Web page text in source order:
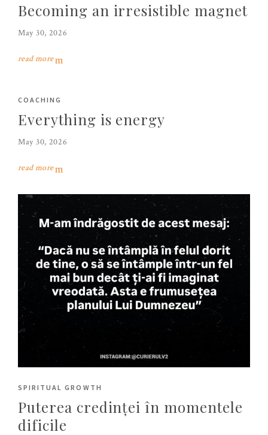
Becoming an irresistible magnet
May 30, 2026
read more
COACHING
Everything is energy
May 30, 2026
read more
SPIRITUAL GROWTH
Puterea credinței în momentele
dificile